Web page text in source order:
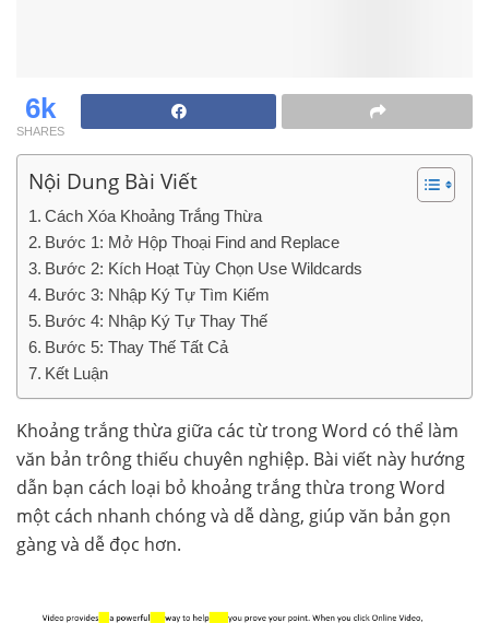
6k
SHARES
Nội Dung Bài Viết
Cách Xóa Khoảng Trắng Thừa
Bước 1: Mở Hộp Thoại Find and Replace
Bước 2: Kích Hoạt Tùy Chọn Use Wildcards
Bước 3: Nhập Ký Tự Tìm Kiếm
Bước 4: Nhập Ký Tự Thay Thế
Bước 5: Thay Thế Tất Cả
Kết Luận
Khoảng trắng thừa giữa các từ trong Word có thể làm
văn bản trông thiếu chuyên nghiệp. Bài viết này hướng
dẫn bạn cách loại bỏ khoảng trắng thừa trong Word
một cách nhanh chóng và dễ dàng, giúp văn bản gọn
gàng và dễ đọc hơn.